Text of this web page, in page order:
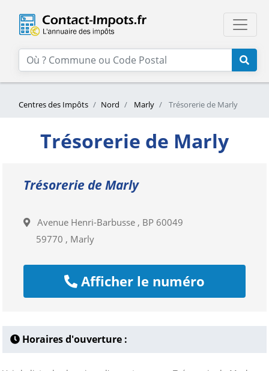
Centres des Impôts Nord Marly Trésorerie de Marly
Trésorerie de Marly
Trésorerie de Marly
Avenue Henri-Barbusse , BP 60049
59770 , Marly
Afficher le numéro
Horaires d'ouverture :